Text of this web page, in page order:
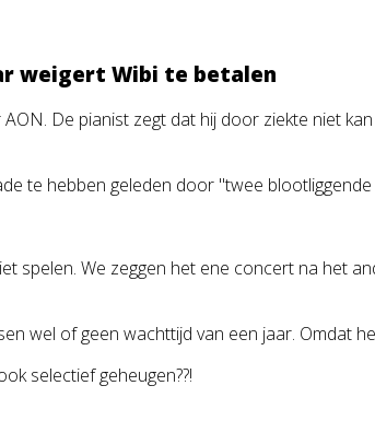
weigert Wibi te betalen
AON. De pianist zegt dat hij door ziekte niet
te hebben geleden door "twee
spelen. We zeggen het ene concert na het
wel of geen wachttijd van een jaar. Omdat
selectief geheugen??!